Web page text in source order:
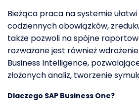
Bieżąca praca na systemie
codziennych obowiązków,
także pozwoli na spójne
rozważane jest również
Business Intelligence,
złożonych analiz, tworzenie
Dlaczego SAP Business One?